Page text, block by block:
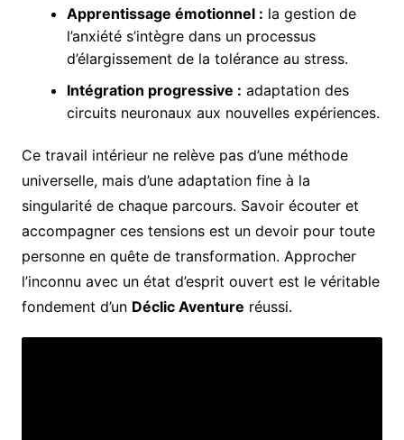
Apprentissage émotionnel : la gestion de
l’anxiété s’intègre dans un processus
d’élargissement de la tolérance au stress.
Intégration progressive : adaptation des
circuits neuronaux aux nouvelles expériences.
Ce travail intérieur ne relève pas d’une méthode
universelle, mais d’une adaptation fine à la
singularité de chaque parcours. Savoir écouter et
accompagner ces tensions est un devoir pour toute
personne en quête de transformation. Approcher
l’inconnu avec un état d’esprit ouvert est le véritable
fondement d’un Déclic Aventure réussi.